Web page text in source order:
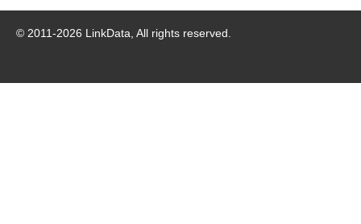
© 2011-2026 LinkData, All rights reserved.